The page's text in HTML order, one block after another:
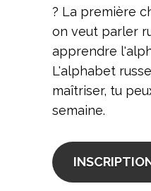
? La première
on veut parler
apprendre
L'alphabet
maîtriser, tu
semaine.